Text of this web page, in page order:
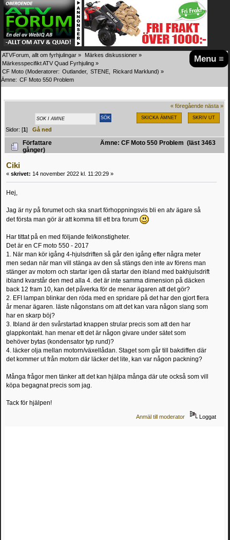
Menu ≡
ATVForum, allt om fyrhjulingar » Märkes diskussioner »
Märkesspecifikt ATV Quad Fyrhjuling »
CF Moto (Moderatorer: Outlander, STENE Rickard Marklund) »
Ämne: CF Moto 550 Problem
« föregående nästa »
SKICKA ÄMNET SKRIV UT
Sidor: [1]Gå ned
Författare
Ämne: CF Moto 550 Problem (läst 3463
gånger)
Ciki
« skrivet: 14 november 2022 kl. 11:20:29 »
Hej,
Jag är ny på forumet och ska snart förhoppningsvis bli en atv ägare så
det första man gör är att komma till ett bra forum
Har tittat på en med följande fel/konstigheter.
Det är en CF moto 550 - 2017
1. När man kör igång 4-hjulsdriften så går den igång efter några meter
men sedan när man vill stänga av den så stängs den inte av förens man
stänger av motorn och startar igen då startar den ibland med bakhjulsdrift
ibland kvarstår den med alla 4. det är inte samma dimension på däcken
back 12 fram 10, kan det påverka för de menar ägaren att det gör?
2. EFI lampan blinkar den röda med en spridare på det har den gjort flera
år menar ägaren. läste någonstans om att det kan vara någon slang som
har en skarp böj?
3. Ibland är den svårstartad knappen strular precis som att den har
glappkontakt. han menar ett det är någon givare under sätet som
behöver bytas (kondensator typ rund)?
4. läcker olja mellan motorn/växellådan. Staget som går till bakdiffen där
det kommer ut från motorn där läcker det lite, kan var någon packning?
Många frågor men tänker att det kan hjälpa många där ute också som vill
köpa begagnat precis som jag.
Tack för hjälpen!
Anmäl till moderator Loggat